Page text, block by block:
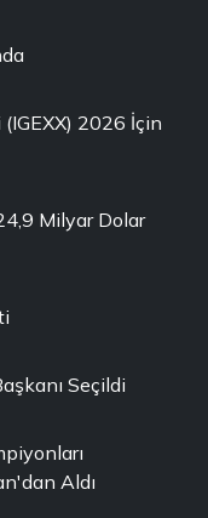
2026 İçin
Milyar Dolar
Seçildi
Aldı